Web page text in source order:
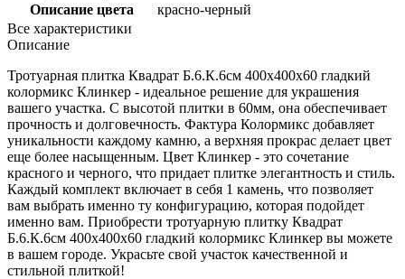
Описание цвета
красно-черный
Все характеристики
Описание
Тротуарная плитка Квадрат Б.6.К.6см 400х400х60 гладкий
колормикс Клинкер - идеальное решение для украшения
вашего участка. С высотой плитки в 60мм, она обеспечивает
прочность и долговечность. Фактура Колормикс добавляет
уникальности каждому камню, а верхняя прокрас делает цвет
еще более насыщенным. Цвет Клинкер - это сочетание
красного и черного, что придает плитке элегантность и стиль.
Каждый комплект включает в себя 1 камень, что позволяет
вам выбрать именно ту конфигурацию, которая подойдет
именно вам. Приобрести тротуарную плитку Квадрат
Б.6.К.6см 400х400х60 гладкий колормикс Клинкер вы можете
в вашем городе. Украсьте свой участок качественной и
стильной плиткой!